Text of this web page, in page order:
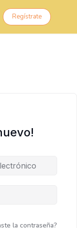
Regístrate
la contraseña?